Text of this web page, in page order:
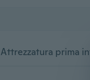
Attrezzatura prima